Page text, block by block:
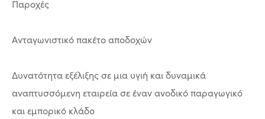
Παροχές
Ανταγωνιστικό πακέτο αποδοχών
Δυνατότητα εξέλιξης σε μια υγιή και δυναμικά
αναπτυσσόμενη εταιρεία σε έναν ανοδικό παραγωγικό
και εμπορικό κλάδο